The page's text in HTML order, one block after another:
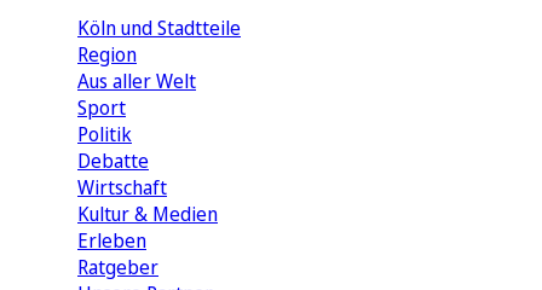
Köln und Stadtteile
Region
Aus aller Welt
Sport
Politik
Debatte
Wirtschaft
Kultur & Medien
Erleben
Ratgeber